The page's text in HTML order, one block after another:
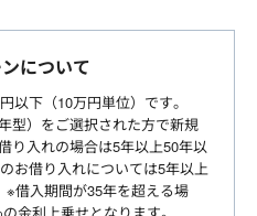
について
以下（10万円単位）です。
型）をご選択された方で新規
り入れの場合は5年以上50年以
お借り入れについては5年以上
借入期間が35年を超える場